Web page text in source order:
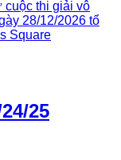
cuộc thi giải vô
28/12/2026 tổ
Square
25